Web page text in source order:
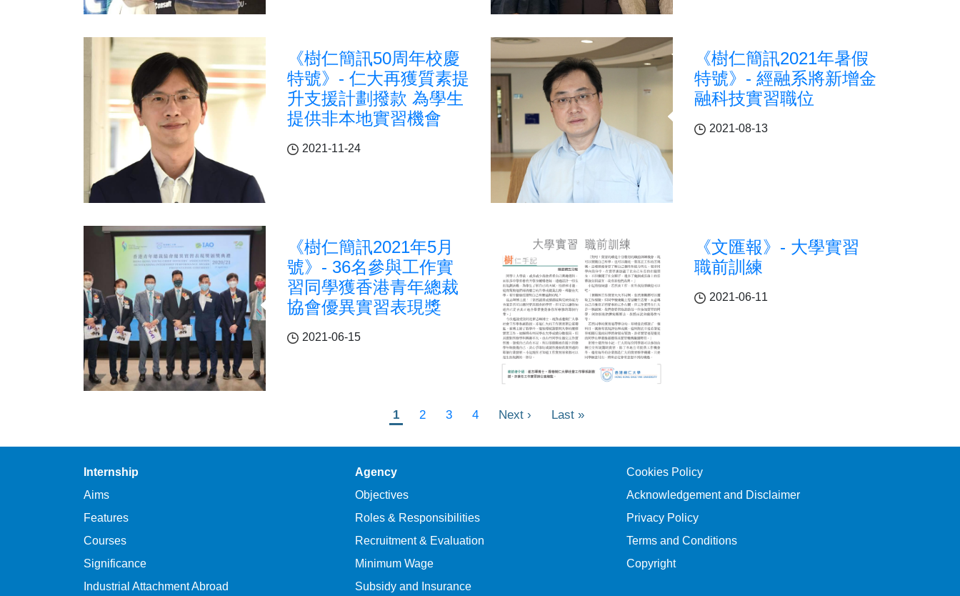
《樹仁簡訊50周年校慶
特號》- 仁大再獲質素提
升支援計劃撥款 為學生
提供非本地實習機會
2021-11-24
《樹仁簡訊2021年暑假
特號》- 經融系將新增金
融科技實習職位
2021-08-13
《樹仁簡訊2021年5月
號》- 36名參與工作實
習同學獲香港青年總裁
協會優異實習表現獎
2021-06-15
《文匯報》- 大學實習
職前訓練
2021-06-11
目
面
1
頁
2
頁
3
頁
4
Next
Next ›
Last
Last »
Internship
Aims
Features
Courses
Significance
Industrial Attachment Abroad
Agency
Objectives
Roles & Responsibilities
Recruitment & Evaluation
Minimum Wage
Subsidy and Insurance
Cookies Policy
Acknowledgement and Disclaimer
Privacy Policy
Terms and Conditions
Copyright